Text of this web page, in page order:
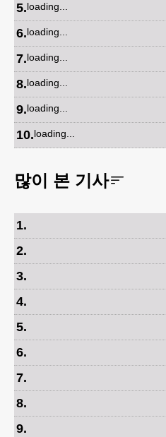
5.loading...
6.loading...
7.loading...
8.loading...
9.loading...
10.loading...
많이 본 기사
1.
2.
3.
4.
5.
6.
7.
8.
9.